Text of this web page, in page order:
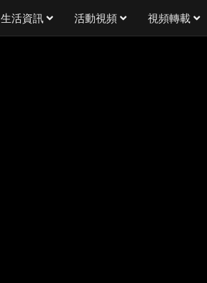
生活資訊 活動視頻 視頻轉載